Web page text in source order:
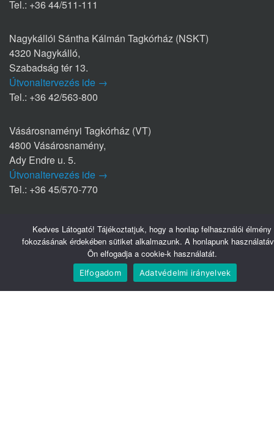
Tel.: +36 44/511-111
Nagykállói Sántha Kálmán Tagkórház (NSKT)
4320 Nagykálló,
Szabadság tér 13.
Útvonaltervezés ide →
Tel.: +36 42/563-800
Vásárosnaményi Tagkórház (VT)
4800 Vásárosnamény,
Ady Endre u. 5.
Útvonaltervezés ide →
Tel.: +36 45/570-770
Nyírbátori Szakrendelő (NYSZ)
4300 Nyírbátor
Édesanyák útja 1/a.
Útvonaltervezés ide →
Tel.: +36 42/281-711
Kedves Látogató! Tájékoztatjuk, hogy a honlap felhasználói élmény
fokozásának érdekében sütiket alkalmazunk. A honlapunk
Ön elfogadja a cookie-k használatát.
Elfogadom Adatvédelmi irányelvek